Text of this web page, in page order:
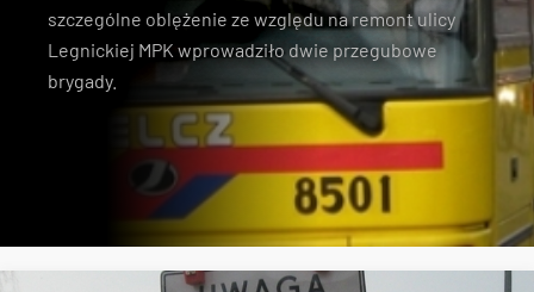
szczególne oblężenie ze względu na remont ulicy
Legnickiej MPK wprowadziło dwie przegubowe
brygady.